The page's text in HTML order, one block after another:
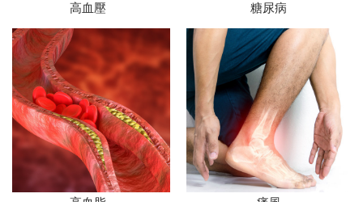
高血壓 糖尿病